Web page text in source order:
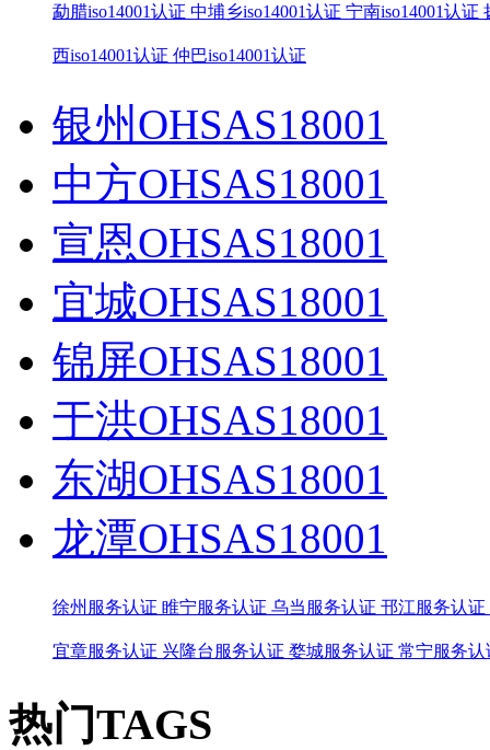
勐腊iso14001认证 中埔乡iso14001认证 宁南iso14001认证
西iso14001认证 仲巴iso14001认证
银州OHSAS18001
中方OHSAS18001
宣恩OHSAS18001
宜城OHSAS18001
锦屏OHSAS18001
于洪OHSAS18001
东湖OHSAS18001
龙潭OHSAS18001
徐州服务认证 睢宁服务认证 乌当服务认证 邗江服务认证
宜章服务认证 兴隆台服务认证 婺城服务认证 常宁服务认
热门TAGS